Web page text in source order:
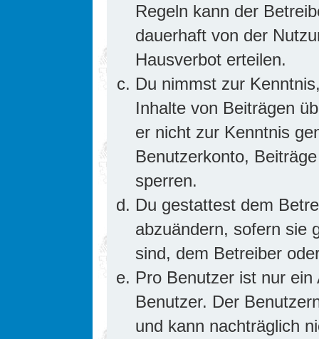
Regeln kann der
dauerhaft von der
Hausverbot erteilen.
Du nimmst zur
Inhalte von Beiträgen
er nicht zur Kenntnis
Benutzerkonto,
sperren.
Du gestattest dem
abzuändern, sofern sie
sind, dem Betreiber
Pro Benutzer ist nur
Benutzer. Der
und kann nachträglich